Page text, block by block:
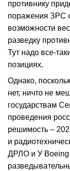
противнику
поражения ЗРС
возможности
разведку
Тут надо все-
позициях.
Однако,
нет, ничто не
государствам
проведения
решимость –
и
ДРЛО и У Boeing